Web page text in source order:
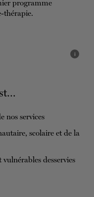
programme
thérapie.
i
nos services
scolaire et de la
desservies